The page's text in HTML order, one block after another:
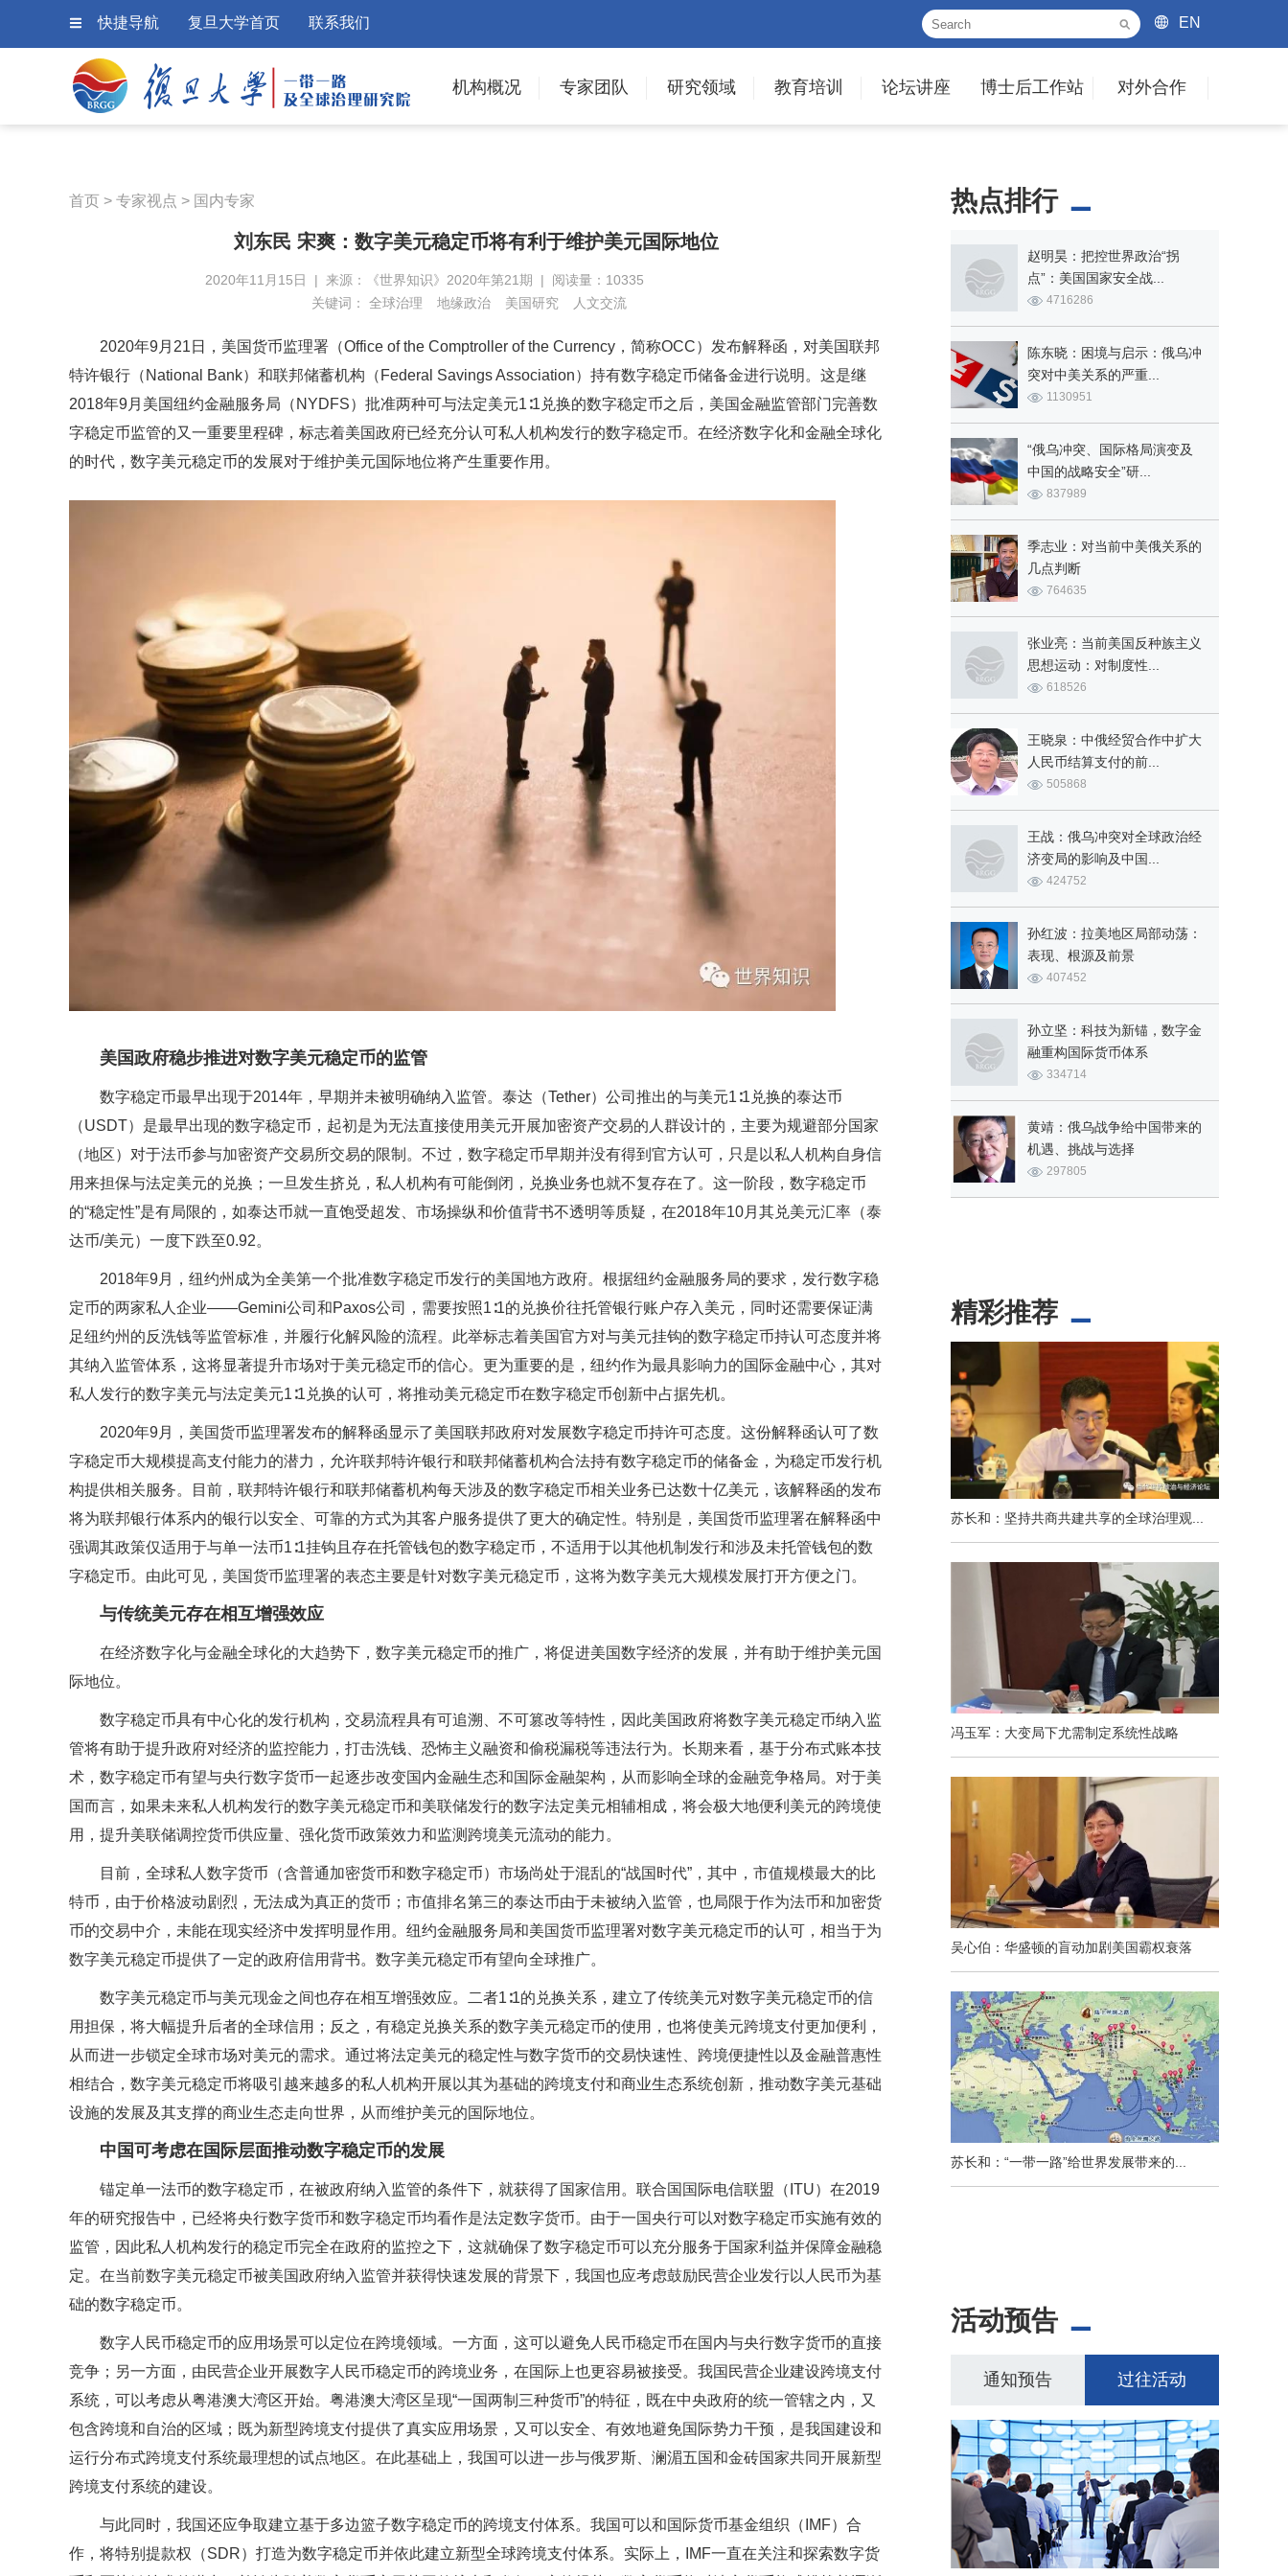
快捷导航 复旦大学首页 联系我们 EN
机构概况 专家团队 研究领域 教育培训 论坛讲座 博士后工作站 对外合作
首页 > 专家视点 > 国内专家
刘东民 宋爽：数字美元稳定币将有利于维护美元国际地位
2020年11月15日 | 来源：《世界知识》2020年第21期 | 阅读量：10335
关键词： 全球治理 地缘政治 美国研究 人文交流
2020年9月21日，美国货币监理署（Office of the Comptroller of the Currency，简称OCC）发布解释函，对美国联邦
特许银行（National Bank）和联邦储蓄机构（Federal Savings Association）持有数字稳定币储备金进行说明。这是继
2018年9月美国纽约金融服务局（NYDFS）批准两种可与法定美元1∶1兑换的数字稳定币之后，美国金融监管部门完善数
字稳定币监管的又一重要里程碑，标志着美国政府已经充分认可私人机构发行的数字稳定币。在经济数字化和金融全球化
的时代，数字美元稳定币的发展对于维护美元国际地位将产生重要作用。
美国政府稳步推进对数字美元稳定币的监管
数字稳定币最早出现于2014年，早期并未被明确纳入监管。泰达（Tether）公司推出的与美元1∶1兑换的泰达币
（USDT）是最早出现的数字稳定币，起初是为无法直接使用美元开展加密资产交易的人群设计的，主要为规避部分国家
（地区）对于法币参与加密资产交易所交易的限制。不过，数字稳定币早期并没有得到官方认可，只是以私人机构自身信
用来担保与法定美元的兑换；一旦发生挤兑，私人机构有可能倒闭，兑换业务也就不复存在了。这一阶段，数字稳定币
的“稳定性”是有局限的，如泰达币就一直饱受超发、市场操纵和价值背书不透明等质疑，在2018年10月其兑美元汇率（泰
达币/美元）一度下跌至0.92。
2018年9月，纽约州成为全美第一个批准数字稳定币发行的美国地方政府。根据纽约金融服务局的要求，发行数字稳
定币的两家私人企业——Gemini公司和Paxos公司，需要按照1∶1的兑换价往托管银行账户存入美元，同时还需要保证满
足纽约州的反洗钱等监管标准，并履行化解风险的流程。此举标志着美国官方对与美元挂钩的数字稳定币持认可态度并将
其纳入监管体系，这将显著提升市场对于美元稳定币的信心。更为重要的是，纽约作为最具影响力的国际金融中心，其对
私人发行的数字美元与法定美元1∶1兑换的认可，将推动美元稳定币在数字稳定币创新中占据先机。
2020年9月，美国货币监理署发布的解释函显示了美国联邦政府对发展数字稳定币持许可态度。这份解释函认可了数
字稳定币大规模提高支付能力的潜力，允许联邦特许银行和联邦储蓄机构合法持有数字稳定币的储备金，为稳定币发行机
构提供相关服务。目前，联邦特许银行和联邦储蓄机构每天涉及的数字稳定币相关业务已达数十亿美元，该解释函的发布
将为联邦银行体系内的银行以安全、可靠的方式为其客户服务提供了更大的确定性。特别是，美国货币监理署在解释函中
强调其政策仅适用于与单一法币1∶1挂钩且存在托管钱包的数字稳定币，不适用于以其他机制发行和涉及未托管钱包的数
字稳定币。由此可见，美国货币监理署的表态主要是针对数字美元稳定币，这将为数字美元大规模发展打开方便之门。
与传统美元存在相互增强效应
在经济数字化与金融全球化的大趋势下，数字美元稳定币的推广，将促进美国数字经济的发展，并有助于维护美元国
际地位。
数字稳定币具有中心化的发行机构，交易流程具有可追溯、不可篡改等特性，因此美国政府将数字美元稳定币纳入监
管将有助于提升政府对经济的监控能力，打击洗钱、恐怖主义融资和偷税漏税等违法行为。长期来看，基于分布式账本技
术，数字稳定币有望与央行数字货币一起逐步改变国内金融生态和国际金融架构，从而影响全球的金融竞争格局。对于美
国而言，如果未来私人机构发行的数字美元稳定币和美联储发行的数字法定美元相辅相成，将会极大地便利美元的跨境使
用，提升美联储调控货币供应量、强化货币政策效力和监测跨境美元流动的能力。
目前，全球私人数字货币（含普通加密货币和数字稳定币）市场尚处于混乱的“战国时代”，其中，市值规模最大的比
特币，由于价格波动剧烈，无法成为真正的货币；市值排名第三的泰达币由于未被纳入监管，也局限于作为法币和加密货
币的交易中介，未能在现实经济中发挥明显作用。纽约金融服务局和美国货币监理署对数字美元稳定币的认可，相当于为
数字美元稳定币提供了一定的政府信用背书。数字美元稳定币有望向全球推广。
数字美元稳定币与美元现金之间也存在相互增强效应。二者1∶1的兑换关系，建立了传统美元对数字美元稳定币的信
用担保，将大幅提升后者的全球信用；反之，有稳定兑换关系的数字美元稳定币的使用，也将使美元跨境支付更加便利，
从而进一步锁定全球市场对美元的需求。通过将法定美元的稳定性与数字货币的交易快速性、跨境便捷性以及金融普惠性
相结合，数字美元稳定币将吸引越来越多的私人机构开展以其为基础的跨境支付和商业生态系统创新，推动数字美元基础
设施的发展及其支撑的商业生态走向世界，从而维护美元的国际地位。
中国可考虑在国际层面推动数字稳定币的发展
锚定单一法币的数字稳定币，在被政府纳入监管的条件下，就获得了国家信用。联合国国际电信联盟（ITU）在2019
年的研究报告中，已经将央行数字货币和数字稳定币均看作是法定数字货币。由于一国央行可以对数字稳定币实施有效的
监管，因此私人机构发行的稳定币完全在政府的监控之下，这就确保了数字稳定币可以充分服务于国家利益并保障金融稳
定。在当前数字美元稳定币被美国政府纳入监管并获得快速发展的背景下，我国也应考虑鼓励民营企业发行以人民币为基
础的数字稳定币。
数字人民币稳定币的应用场景可以定位在跨境领域。一方面，这可以避免人民币稳定币在国内与央行数字货币的直接
竞争；另一方面，由民营企业开展数字人民币稳定币的跨境业务，在国际上也更容易被接受。我国民营企业建设跨境支付
系统，可以考虑从粤港澳大湾区开始。粤港澳大湾区呈现“一国两制三种货币”的特征，既在中央政府的统一管辖之内，又
包含跨境和自治的区域；既为新型跨境支付提供了真实应用场景，又可以安全、有效地避免国际势力干预，是我国建设和
运行分布式跨境支付系统最理想的试点地区。在此基础上，我国可以进一步与俄罗斯、澜湄五国和金砖国家共同开展新型
跨境支付系统的建设。
与此同时，我国还应争取建立基于多边篮子数字稳定币的跨境支付体系。我国可以和国际货币基金组织（IMF）合
作，将特别提款权（SDR）打造为数字稳定币并依此建立新型全球跨境支付体系。实际上，IMF一直在关注和探索数字货
热点排行
赵明昊：把控世界政治“拐
点”：美国国家安全战...
4716286
陈东晓：困境与启示：俄乌冲
突对中美关系的严重...
1130951
“俄乌冲突、国际格局演变及
中国的战略安全”研...
837989
季志业：对当前中美俄关系的
几点判断
764635
张业亮：当前美国反种族主义
思想运动：对制度性...
618526
王晓泉：中俄经贸合作中扩大
人民币结算支付的前...
505868
王战：俄乌冲突对全球政治经
济变局的影响及中国...
424752
孙红波：拉美地区局部动荡：
表现、根源及前景
407452
孙立坚：科技为新锚，数字金
融重构国际货币体系
334714
黄靖：俄乌战争给中国带来的
机遇、挑战与选择
297805
精彩推荐
苏长和：坚持共商共建共享的全球治理观...
冯玉军：大变局下尤需制定系统性战略
吴心伯：华盛顿的盲动加剧美国霸权衰落
苏长和：“一带一路”给世界发展带来的...
活动预告
通知预告 过往活动